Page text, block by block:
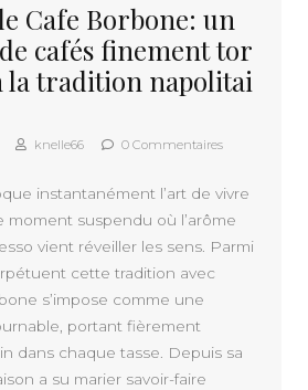
Cafe Borbone: un
cafés finement tor
la tradition napolitai
knelle66 0 Commentaires
instantanément l’art de vivre
moment suspendu où l’arôme
vient réveiller les sens. Parmi
cette tradition avec
s’impose comme une
portant fièrement
dans chaque tasse. Depuis sa
a su marier savoir-faire